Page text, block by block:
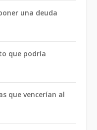
una deuda
que podría
que vencerían al